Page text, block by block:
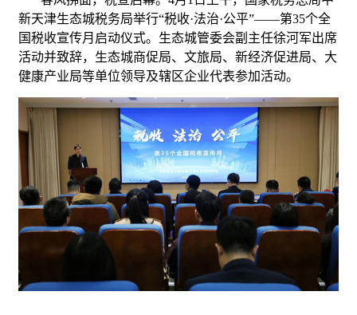
新天津生态城税务局举行“税收·法治·公平”——第35个全
国税收宣传月启动仪式。生态城管委会副主任徐河军出席
活动并致辞，生态城商促局、文旅局、新经济促进局、大
健康产业局等单位领导及辖区企业代表参加活动。